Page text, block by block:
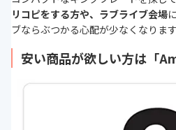
リコピをする方や、ラブライブ会場
ブならぶつかる心配が少なくなります
安い商品が欲しい方は「